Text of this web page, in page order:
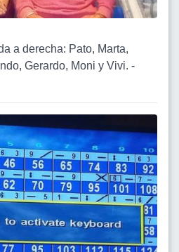
a derecha: Pato, Marta,
Gerardo, Moni y Vivi. -